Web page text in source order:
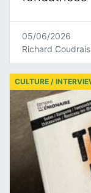
05/06/2026
Richard Coudrais
CULTURE /